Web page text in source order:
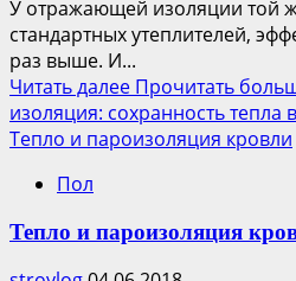
У отражающей изоляции той
стандартных утеплителей,
раз выше. И...
Читать далее Прочитать
изоляция: сохранность
Тепло и пароизоляция кровли
Пол
Тепло и пароизоляция